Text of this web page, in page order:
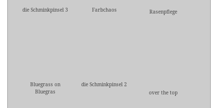
die Schminkpinsel 3 Farbchaos Rasenpflege
Bluegrass on
Bluegras
die Schminkpinsel 2
over the top